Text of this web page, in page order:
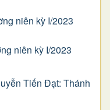
niên kỳ I/2023
niên kỳ I/2023
Tiến Đạt: Thánh